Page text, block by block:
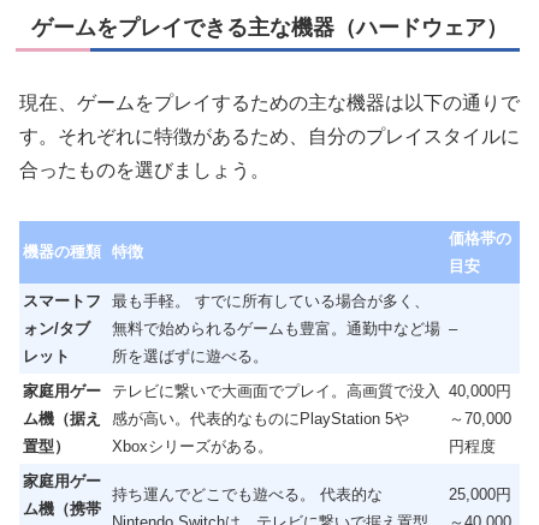
ゲームをプレイできる主な機器（ハードウェア）
現在、ゲームをプレイするための主な機器は以下の通りで
す。それぞれに特徴があるため、自分のプレイスタイルに
合ったものを選びましょう。
機器の種類 特徴
価格帯の
目安
スマートフ
ォン/タブ
レット
最も手軽。 すでに所有している場合が多く、
無料で始められるゲームも豊富。通勤中など場
所を選ばずに遊べる。
–
家庭用ゲー
ム機（据え
置型）
テレビに繋いで大画面でプレイ。高画質で没入
感が高い。代表的なものにPlayStation 5や
Xboxシリーズがある。
40,000円
～70,000
円程度
家庭用ゲー
ム機（携帯
持ち運んでどこでも遊べる。 代表的な
25,000円